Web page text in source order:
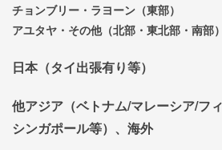
チョンブリー・ラヨーン（東部）
アユタヤ・その他（北部・東北部・南部）
日本（タイ出張有り等）
他アジア（ベトナム/マレーシア/フ
シンガポール等）、海外